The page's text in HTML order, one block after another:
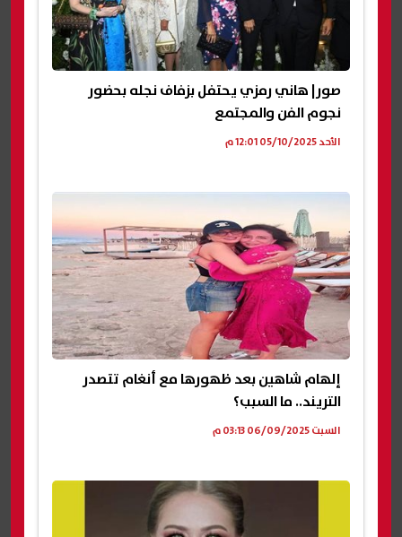
صور| هاني رمزي يحتفل بزفاف نجله بحضور
نجوم الفن والمجتمع
الأحد 05/10/2025 12:01 م
إلهام شاهين بعد ظهورها مع أنغام تتصدر
التريند.. ما السبب؟
السبت 06/09/2025 03:13 م